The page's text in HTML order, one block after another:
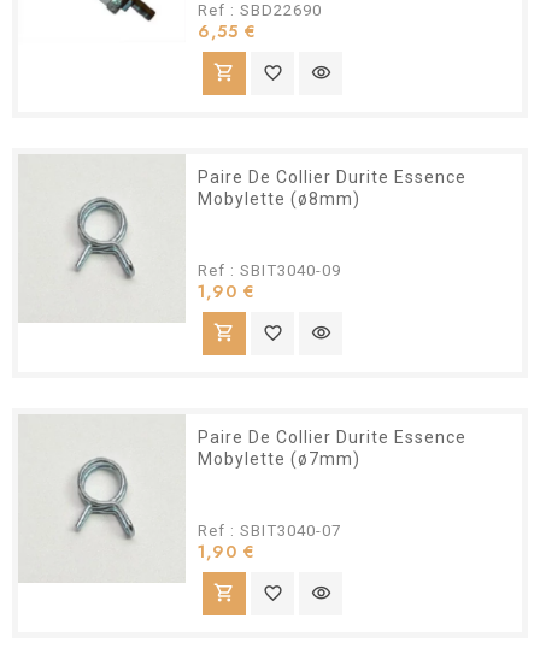
Ref : SBD22690
6,55 €
shopping_cart favorite_border visibility
Paire De Collier Durite Essence
Mobylette (ø8mm)
Ref : SBIT3040-09
1,90 €
shopping_cart favorite_border visibility
Paire De Collier Durite Essence
Mobylette (ø7mm)
Ref : SBIT3040-07
1,90 €
shopping_cart favorite_border visibility